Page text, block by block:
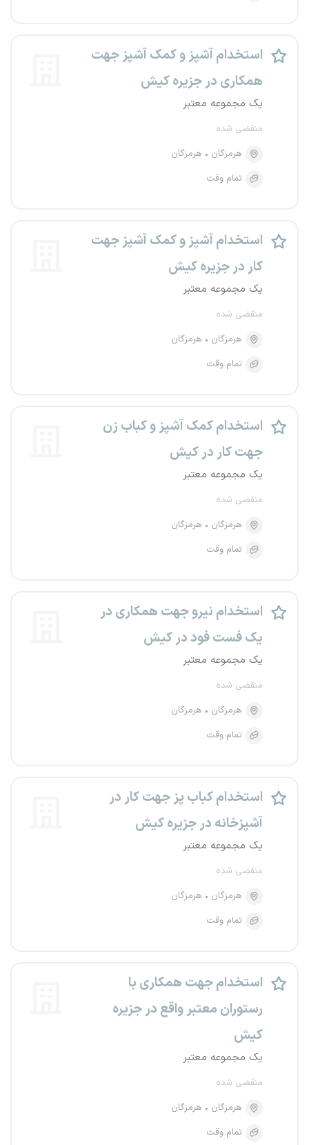
استخدام آشپز و کمک آشپز جهت
همکاری در جزیره کیش
یک مجموعه معتبر
منقضی شده
هرمزگان
هرمزگان
تمام وقت
استخدام آشپز و کمک آشپز جهت
کار در جزیره کیش
یک مجموعه معتبر
منقضی شده
هرمزگان
هرمزگان
تمام وقت
استخدام کمک آشپز و کباب زن
جهت کار در کیش
یک مجموعه معتبر
منقضی شده
هرمزگان
هرمزگان
تمام وقت
استخدام نیرو جهت همکاری در
یک فست فود در کیش
یک مجموعه معتبر
منقضی شده
هرمزگان
هرمزگان
تمام وقت
استخدام کباب پز جهت کار در
آشپزخانه در جزیره کیش
یک مجموعه معتبر
منقضی شده
هرمزگان
هرمزگان
تمام وقت
استخدام جهت همکاری با
رستوران معتبر واقع در جزیره
کیش
یک مجموعه معتبر
منقضی شده
هرمزگان
هرمزگان
تمام وقت